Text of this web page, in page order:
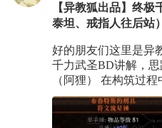
【异教狐出品】终极
泰坦、戒指人往后站）
好的朋友们这里是异
千力武圣BD讲解，
（阿狸） 在构筑过
特此感谢。 优点：
稀有度（降低稀有度
BOSS2000万DPS，